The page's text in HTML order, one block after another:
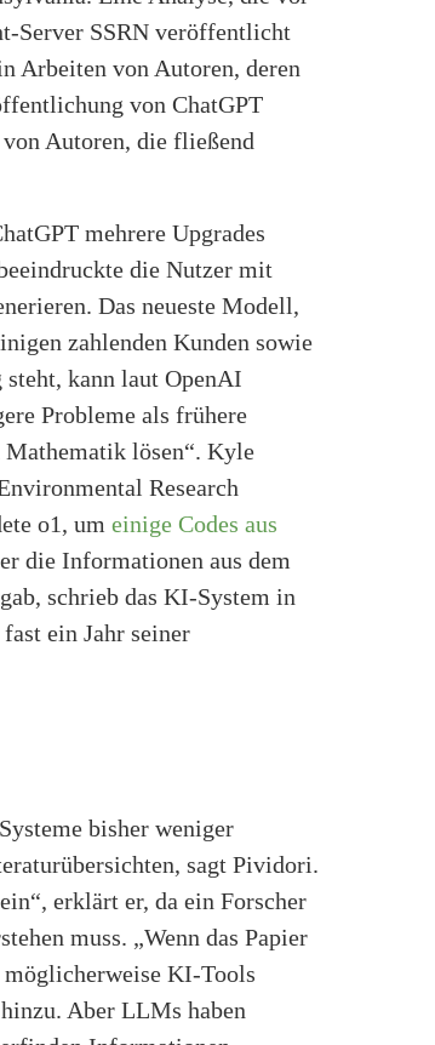
Server SSRN veröffentlicht
Arbeiten von Autoren, deren
von ChatGPT
Autoren, die fließend
mehrere Upgrades
die Nutzer mit
Das neueste Modell,
zahlenden Kunden sowie
kann laut OpenAI
Probleme als frühere
lösen“. Kyle
Research
o1, um einige Codes aus
die Informationen aus dem
schrieb das KI-System in
ein Jahr seiner
bisher weniger
sagt Pividori.
erklärt er, da ein Forscher
muss. „Wenn das Papier
KI-Tools
Aber LLMs haben